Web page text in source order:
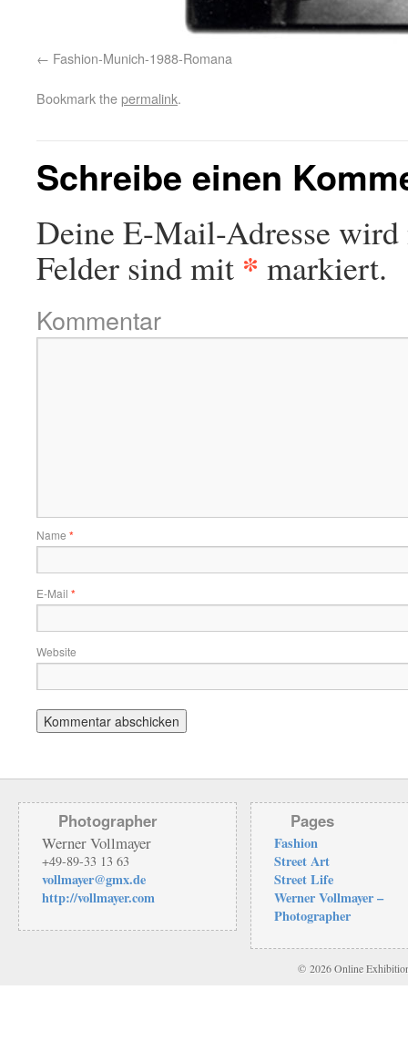
Fashion-Munich-1988-Romana
Bookmark thepermalink.
Schreibe einen
Deine E-Mail-Adresse
Felder sind mit * markiert.
Kommentar
Name *
E-Mail *
Website
Photographer
Werner Vollmayer
+49-89-33 13 63
vollmayer@gmx.de
http://vollmayer.com
Pages
Fashion
Street Art
Street Life
Werner Vollmayer –
Photographer
© 2026 Online